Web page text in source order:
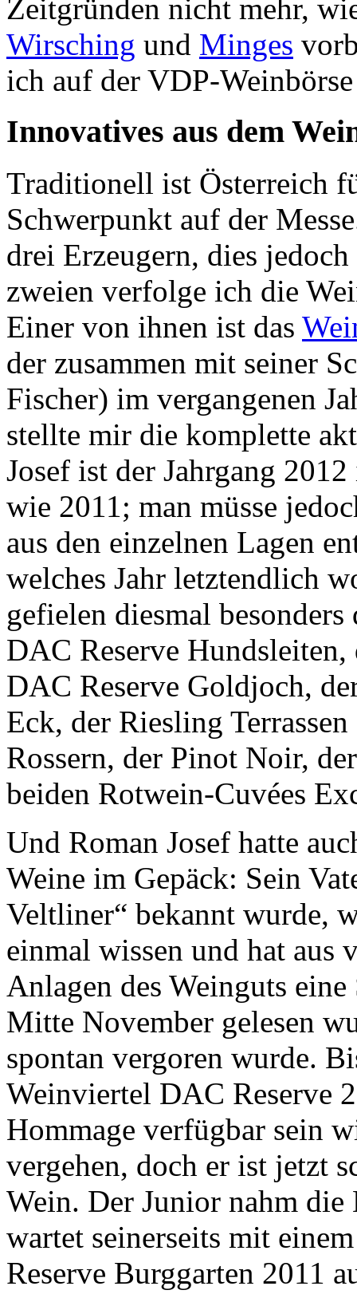
Zeitgründen nicht mehr,
Wirsching und Minges
ich auf der VDP-
Innovatives aus dem
Traditionell ist Österreich
Schwerpunkt auf der
drei Erzeugern, dies
zweien verfolge ich die
Einer von ihnen ist das
der zusammen mit seiner
Fischer) im vergangenen
stellte mir die komplette
Josef ist der Jahrgang
wie 2011; man müsse
aus den einzelnen Lagen
welches Jahr letztendlich
gefielen diesmal
DAC Reserve
DAC Reserve Goldjoch,
Eck, der Riesling
Rossern, der Pinot Noir,
beiden Rotwein-Cuvées
Und Roman Josef hatte
Weine im Gepäck: Sein
Veltliner“ bekannt wurde,
einmal wissen und hat aus
Anlagen des Weinguts
Mitte November gelesen
spontan vergoren wurde.
Weinviertel DAC Reserve
Hommage verfügbar sein
vergehen, doch er ist jetzt
Wein. Der Junior nahm die
wartet seinerseits mit
Reserve Burggarten 2011